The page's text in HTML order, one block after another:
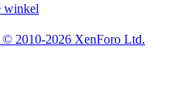
© 2010-2026 XenForo Ltd.